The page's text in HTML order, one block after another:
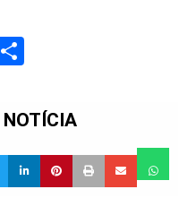
NOTÍCIA